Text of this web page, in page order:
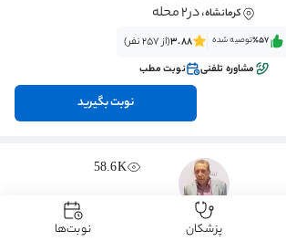
کرمانشاه، در2 محله
٪57‌‌‌توصیه شده 3.88(از 257 نفر)
مشاوره تلفنی
نوبت مطب
نوبت بگیرید
58.6K
دکتر محمود سهرابی
تخصص بیماری‌های پوست (درماتولوژی)
پزشکان نوبت‌ها